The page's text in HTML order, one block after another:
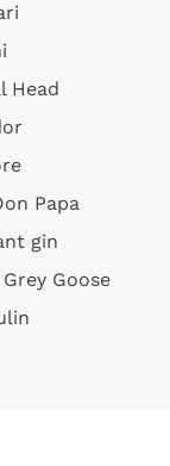
Head
Papa
gin
Goose